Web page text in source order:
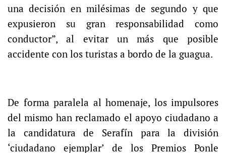
una decisión en milésimas de segundo y que
expusieron su gran responsabilidad como
conductor”, al evitar un más que posible
accidente con los turistas a bordo de la guagua.
De forma paralela al homenaje, los impulsores
del mismo han reclamado el apoyo ciudadano a
la candidatura de Serafín para la división
‘ciudadano ejemplar’ de los Premios Ponle